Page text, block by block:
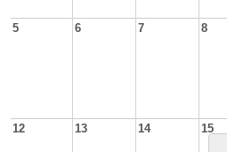
5 6 7
8
12 13 14
15